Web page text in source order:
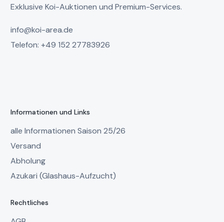
Exklusive Koi-Auktionen und Premium-Services.
info@koi-area.de
Telefon: +49 152 27783926
Informationen und Links
alle Informationen Saison 25/26
Versand
Abholung
Azukari (Glashaus-Aufzucht)
Rechtliches